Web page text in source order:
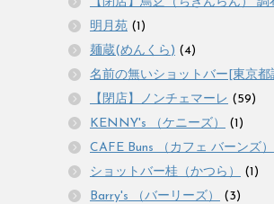
明月苑 (1)
麺蔵(めんくら) (4)
名前の無いショットバー[東京都
【閉店】ノンチェマーレ (59)
KENNY's （ケニーズ）
(1)
CAFE Buns （カフェ バーンズ）
ショットバー桂（かつら）
(1)
Barry's （バーリーズ）
(3)